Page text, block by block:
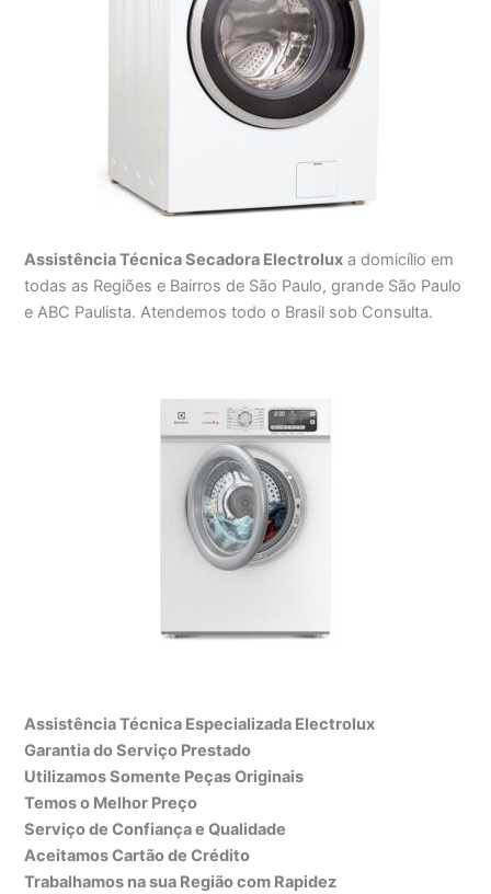
Assistência Técnica Secadora Electrolux a domicílio em
todas as Regiões e Bairros de São Paulo, grande São Paulo
e ABC Paulista. Atendemos todo o Brasil sob Consulta.
Assistência Técnica Especializada Electrolux
Garantia do Serviço Prestado
Utilizamos Somente Peças Originais
Temos o Melhor Preço
Serviço de Confiança e Qualidade
Aceitamos Cartão de Crédito
Trabalhamos na sua Região com Rapidez